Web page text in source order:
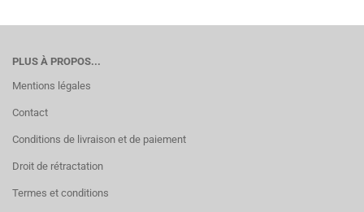
PLUS À PROPOS...
Mentions légales
Contact
Conditions de livraison et de paiement
Droit de rétractation
Termes et conditions